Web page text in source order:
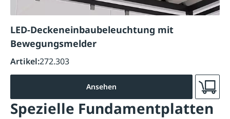
LED-Deckeneinbaubeleuchtung mit
Bewegungsmelder
Artikel:272.303
Ansehen
Spezielle Fundamentplatten